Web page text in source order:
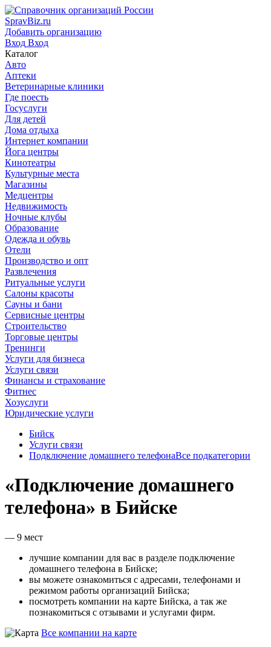
SpravBiz.ru
Добавить организацию
Вход Вход
Каталог
Авто
Аптеки
Ветеринарные клиники
Где поесть
Госуслуги
Для детей
Дома отдыха
Интернет компании
Йога центры
Кинотеатры
Культурные места
Магазины
Медцентры
Недвижимость
Ночные клубы
Образование
Одежда и обувь
Отели
Производство и опт
Развлечения
Ритуальные услуги
Салоны красоты
Сауны и бани
Сервисные центры
Строительство
Торговые центры
Тренинги
Услуги для бизнеса
Услуги связи
Финансы и страхование
Фитнес
Хозуслуги
Юридические услуги
Бийск
Услуги связи
Подключение домашнего телефонаВсе подкатегории
«Подключение домашнего
телефона» в Бийске
— 9 мест
лучшие компании для вас в разделе подключение
домашнего телефона в Бийске;
вы можете ознакомиться с адресами, телефонами и
режимом работы организаций Бийска;
посмотреть компании на карте Бийска, а так же
познакомиться с отзывами и услугами фирм.
Все компании на карте